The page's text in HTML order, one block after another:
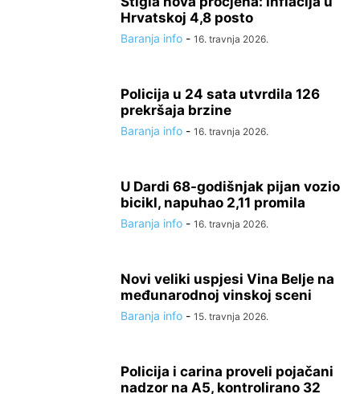
Hrvatskoj 4,8 posto
Baranja info - 16. travnja 2026.
Policija u 24 sata utvrdila 126
prekršaja brzine
Baranja info - 16. travnja 2026.
U Dardi 68-godišnjak pijan vozio
bicikl, napuhao 2,11 promila
Baranja info - 16. travnja 2026.
Novi veliki uspjesi Vina Belje na
međunarodnoj vinskoj sceni
Baranja info - 15. travnja 2026.
Policija i carina proveli pojačani
nadzor na A5, kontrolirano 32